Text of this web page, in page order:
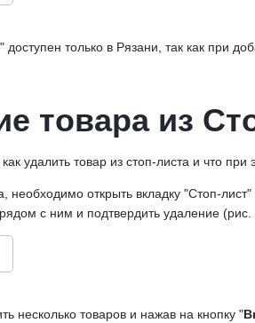
только в Рязани, так как при
товара из
удалить товар из стоп-листа и что при
необходимо открыть вкладку "Стоп-
с ним и подтвердить удаление (рис.
несколько товаров и нажав на кнопку "